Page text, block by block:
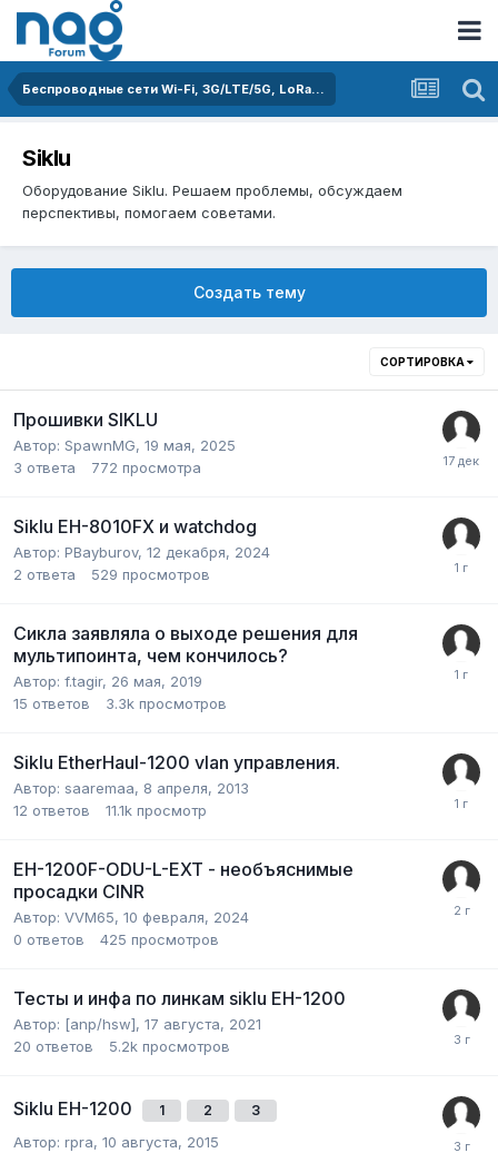
Беспроводные сети Wi-Fi, 3G/LTE/5G, LoRa...
Siklu
Оборудование Siklu. Решаем проблемы, обсуждаем
перспективы, помогаем советами.
Создать тему
СОРТИРОВКА
Прошивки SIKLU
Автор: SpawnMG, 19 мая, 2025
3 ответа 772 просмотра
Siklu EH-8010FX и watchdog
Автор: PBayburov, 12 декабря, 2024
2 ответа 529 просмотров
Сикла заявляла о выходе решения для
мультипоинта, чем кончилось?
Автор: f.tagir, 26 мая, 2019
15 ответов 3.3k просмотров
Siklu EtherHaul-1200 vlan управления.
Автор: saaremaa, 8 апреля, 2013
12 ответов 11.1k просмотр
EH-1200F-ODU-L-EXT - необъяснимые
просадки CINR
Автор: VVM65, 10 февраля, 2024
0 ответов 425 просмотров
Тесты и инфа по линкам siklu EH-1200
Автор: [anp/hsw], 17 августа, 2021
20 ответов 5.2k просмотров
Siklu EH-1200 1 2 3
Автор: rpra, 10 августа, 2015